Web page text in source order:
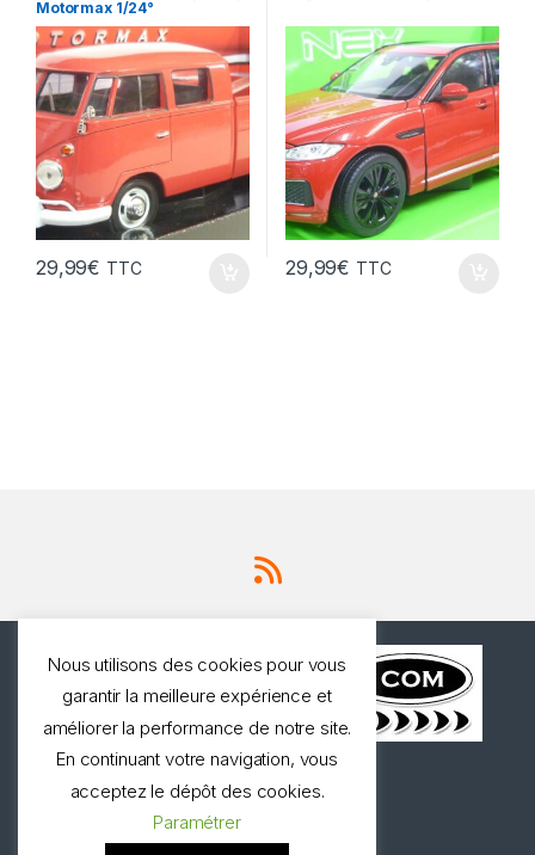
Motormax 1/24°
29,99€ TTC 29,99€ TTC
nous!
0327973537
Nous utilisons des cookies pour vous
garantir la meilleure expérience et
améliorer la performance de notre site.
En continuant votre navigation, vous
acceptez le dépôt des cookies.
Paramétrer